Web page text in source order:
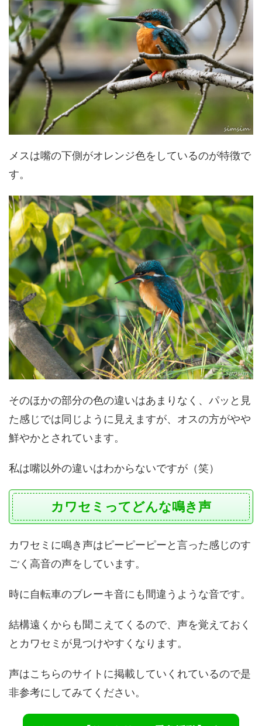
メスは嘴の下側がオレンジ色をしているのが特徴で
す。
そのほかの部分の色の違いはあまりなく、パッと見
た感じでは同じように見えますが、オスの方がやや
鮮やかとされています。
私は嘴以外の違いはわからないですが（笑）
カワセミってどんな鳴き声
カワセミに鳴き声はピーピーピーと言った感じのす
ごく高音の声をしています。
時に自転車のブレーキ音にも間違うような音です。
結構遠くからも聞こえてくるので、声を覚えておく
とカワセミが見つけやすくなります。
声はこちらのサイトに掲載していくれているので是
非参考にしてみてください。